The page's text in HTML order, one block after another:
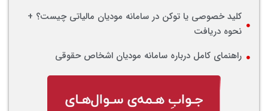
کلید خصوصی یا توکن در سامانه مودیان مالیاتی چیست؟ +
نحوه دریافت
راهنمای کامل درباره سامانه مودیان اشخاص حقوقی